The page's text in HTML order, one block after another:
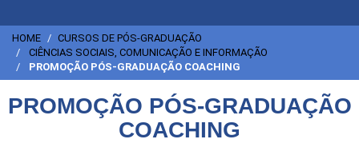
HOME
CURSOS DE PÓS-GRADUAÇÃO
CIÊNCIAS SOCIAIS, COMUNICAÇÃO E INFORMAÇÃO
PROMOÇÃO PÓS-GRADUAÇÃO COACHING
PROMOÇÃO PÓS-GRADUAÇÃO
COACHING